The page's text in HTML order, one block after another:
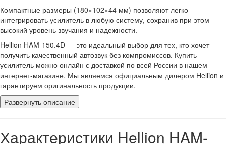
Компактные размеры (180×102×44 мм) позволяют легко
интегрировать усилитель в любую систему, сохранив при этом
высокий уровень звучания и надежности.
Hellion HAM-150.4D — это идеальный выбор для тех, кто хочет
получить качественный автозвук без компромиссов. Купить
усилитель можно онлайн с доставкой по всей России в нашем
интернет-магазине. Мы являемся официальным дилером Hellion и
гарантируем оригинальность продукции.
Развернуть описание
Характеристики Hellion HAM-